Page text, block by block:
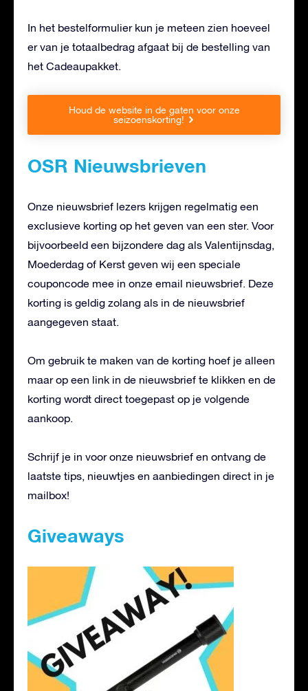
In het bestelformulier kun je meteen zien hoeveel
er van je totaalbedrag afgaat bij de bestelling van
het Cadeaupakket.
Houd de website in de gaten voor onze
seizoenskorting!
OSR Nieuwsbrieven
Onze nieuwsbrief lezers krijgen regelmatig een
exclusieve korting op het geven van een ster. Voor
bijvoorbeeld een bijzondere dag als Valentijnsdag,
Moederdag of Kerst geven wij een speciale
couponcode mee in onze email nieuwsbrief. Deze
korting is geldig zolang als in de nieuwsbrief
aangegeven staat.
Om gebruik te maken van de korting hoef je alleen
maar op een link in de nieuwsbrief te klikken en de
korting wordt direct toegepast op je volgende
aankoop.
Schrijf je in voor onze nieuwsbrief en ontvang de
laatste tips, nieuwtjes en aanbiedingen direct in je
mailbox!
Giveaways